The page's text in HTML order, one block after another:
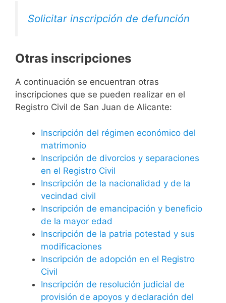
Solicitar inscripción de defunción
Otras inscripciones
A continuación se encuentran otras
inscripciones que se pueden realizar en el
Registro Civil de San Juan de Alicante:
Inscripción del régimen económico del
matrimonio
Inscripción de divorcios y separaciones
en el Registro Civil
Inscripción de la nacionalidad y de la
vecindad civil
Inscripción de emancipación y beneficio
de la mayor edad
Inscripción de la patria potestad y sus
modificaciones
Inscripción de adopción en el Registro
Civil
Inscripción de resolución judicial de
provisión de apoyos y declaración del